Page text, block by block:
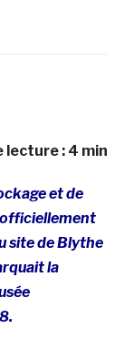
lecture : 4 min
et de
site de Blythe
la